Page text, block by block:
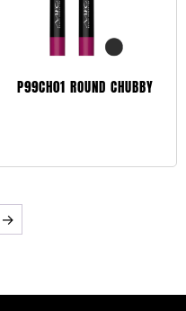
P99CH01 ROUND CHUBBY
→